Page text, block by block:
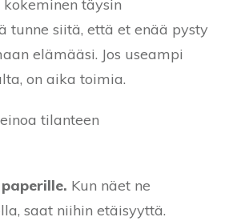
täysin
tunne siitä, että et enää pysty
elämääsi. Jos useampi
on aika toimia.
tilanteen
Kun näet ne
saat niihin etäisyyttä.